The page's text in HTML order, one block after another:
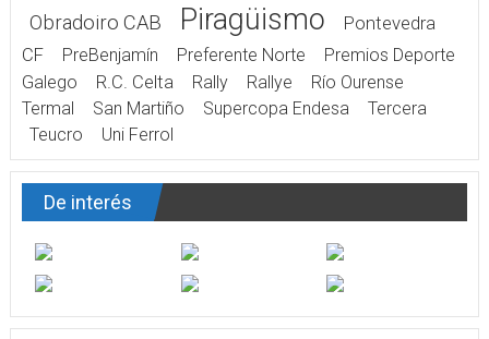
Obradoiro CAB Piragüismo
Pontevedra
CF
PreBenjamín Preferente Norte
Premios Deporte
Galego
R.C. Celta Rally Rallye
Río Ourense
Termal
San Martiño Supercopa Endesa
Tercera
Teucro
Uni Ferrol
De interés